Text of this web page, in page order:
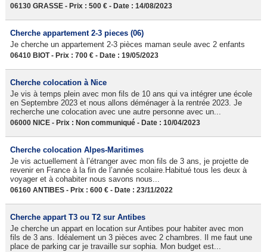
06130 GRASSE - Prix : 500 € - Date : 14/08/2023
Cherche appartement 2-3 pieces (06)
Je cherche un appartement 2-3 pièces maman seule avec 2 enfants
06410 BIOT - Prix : 700 € - Date : 19/05/2023
Cherche colocation à Nice
Je vis à temps plein avec mon fils de 10 ans qui va intégrer une école
en Septembre 2023 et nous allons déménager à la rentrée 2023. Je
recherche une colocation avec une autre personne avec un...
06000 NICE - Prix : Non communiqué - Date : 10/04/2023
Cherche colocation Alpes-Maritimes
Je vis actuellement à l’étranger avec mon fils de 3 ans, je projette de
revenir en France à la fin de l’année scolaire.Habitué tous les deux à
voyager et à cohabiter nous savons nous...
06160 ANTIBES - Prix : 600 € - Date : 23/11/2022
Cherche appart T3 ou T2 sur Antibes
Je cherche un appart en location sur Antibes pour habiter avec mon
fils de 3 ans. Idéalement un 3 pièces avec 2 chambres. Il me faut une
place de parking car je travaille sur sophia. Mon budget est...